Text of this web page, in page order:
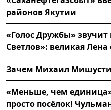
районов Якутии
«Голос Дружбы»
Светлов»: великая
Зачем Михаил
«Меньше, чем
просто посёлок!